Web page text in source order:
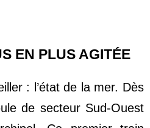
EN PLUS AGITÉE
: l’état de la mer. Dès
de secteur Sud-Ouest